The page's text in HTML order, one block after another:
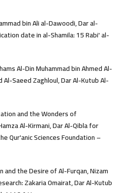
bin Ali al-Dawoodi, Dar al-
date in al-Shamila: 15 Rabi' al-
Al-Din Muhammad bin Ahmed Al-
Al-Saeed Zaghloul, Dar Al-Kutub Al-
and the Wonders of
Al-Kirmani, Dar Al-Qibla for
Qur'anic Sciences Foundation –
the Desire of Al-Furqan, Nizam
Zakaria Omairat, Dar Al-Kutub